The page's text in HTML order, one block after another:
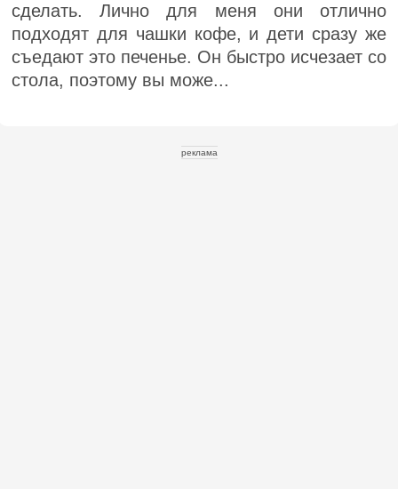
сделать. Лично для меня они отлично
подходят для чашки кофе, и дети сразу же
съедают это печенье. Он быстро исчезает со
стола, поэтому вы може...
реклама